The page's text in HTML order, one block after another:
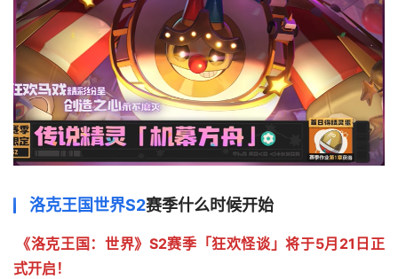
洛克王国世界S2赛季什么时候开始
《洛克王国：世界》S2赛季「狂欢怪谈」将于5月21日正
式开启！